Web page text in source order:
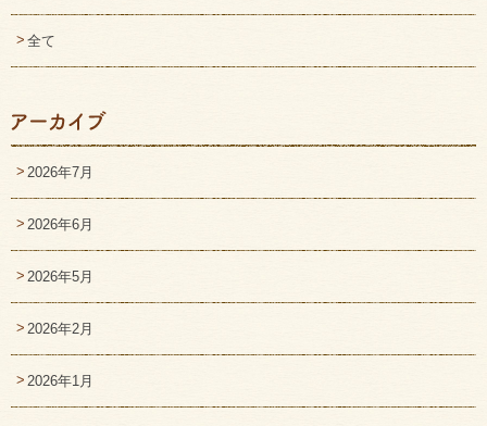
全て
2026年7月
2026年6月
2026年5月
2026年2月
2026年1月